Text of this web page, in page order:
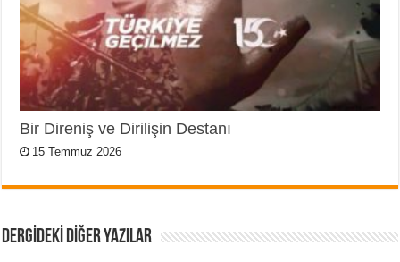
Bir Direniş ve Dirilişin Destanı
15 Temmuz 2026
DERGİDEKİ DİĞER YAZILAR